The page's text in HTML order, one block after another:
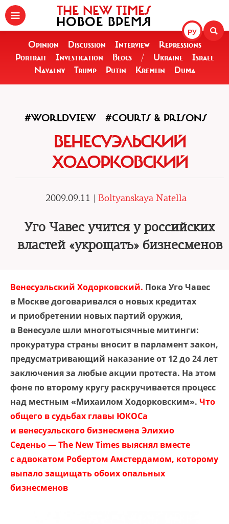
РУ
THE NEW TIMES
НОВОЕ ВРЕМЯ
Opinion Discussion Interview
Repressions
Portrait
Investigation Blogs / Ukraine
Israel
Navalny
Trump Putin Kremlin Duma
#WORLDVIEW #COURTS & PRISONS
ВЕНЕСУЭЛЬСКИЙ
ХОДОРКОВСКИЙ
2009.09.11 | Boltyanskaya Natella
Уго Чавес учится у российских
властей «укрощать» бизнесменов
Венесуэльский Ходорковский. Пока Уго Чавес
в Москве договаривался о новых кредитах
и приобретении новых партий оружия,
в Венесуэле шли многотысячные митинги:
прокуратура страны вносит в парламент закон,
предусматривающий наказание от 12 до 24 лет
заключения за любые акции протеста. На этом
фоне по второму кругу раскручивается процесс
над местным «Михаилом Ходорковским». Что
общего в судьбах главы ЮКОСа
и венесуэльского бизнесмена Элихио
Седеньо — The New Times выяснял вместе
с адвокатом Робертом Амстердамом, которому
выпало защищать обоих опальных
бизнесменов